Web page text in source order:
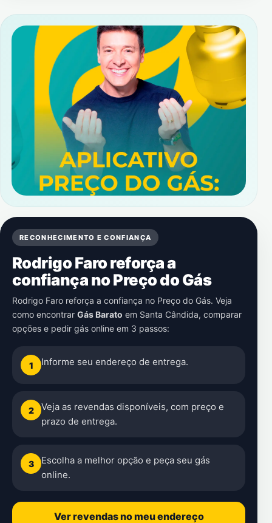
RECONHECIMENTO E CONFIANÇA
Rodrigo Faro reforça a
confiança no Preço do Gás
Rodrigo Faro reforça a confiança no Preço do Gás. Veja
como encontrar Gás Barato em Santa Cândida, comparar
opções e pedir gás online em 3 passos:
1 Informe seu endereço de entrega.
2
Veja as revendas disponíveis, com preço e
prazo de entrega.
3
Escolha a melhor opção e peça seu gás
online.
Ver revendas no meu endereço